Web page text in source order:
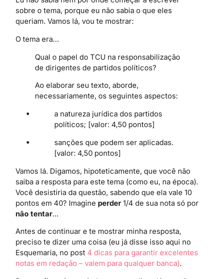
sobre o tema, porque eu não sabia o que eles
queriam. Vamos lá, vou te mostrar:
O tema era…
Qual o papel do TCU na responsabilização
de dirigentes de partidos políticos?
Ao elaborar seu texto, aborde,
necessariamente, os seguintes aspectos:
a natureza jurídica dos partidos
políticos; [valor: 4,50 pontos]
sanções que podem ser aplicadas.
[valor: 4,50 pontos]
Vamos lá. Digamos, hipoteticamente, que você não
saiba a resposta para este tema (como eu, na época).
Você desistiria da questão, sabendo que ela vale 10
pontos em 40? Imagine perder 1/4 de sua nota só por
não tentar…
Antes de continuar e te mostrar minha resposta,
preciso te dizer uma coisa (eu já disse isso aqui no
Esquemaria, no post 4dicas para garantir excelentes
notas em redação – valem para qualquer banca).